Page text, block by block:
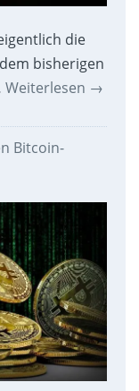
die
bisherigen
Weiterlesen →
Bitcoin-